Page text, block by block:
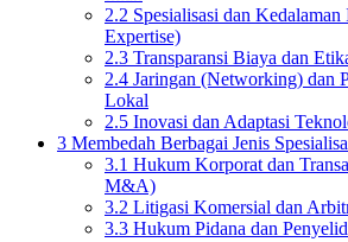
2.2 Spesialisasi dan
Expertise)
2.3 Transparansi Biaya dan
2.4 Jaringan (Networking) dan
Lokal
2.5 Inovasi dan Adaptasi
3 Membedah Berbagai Jenis
3.1 Hukum Korporat dan
M&A)
3.2 Litigasi Komersial dan
3.3 Hukum Pidana dan